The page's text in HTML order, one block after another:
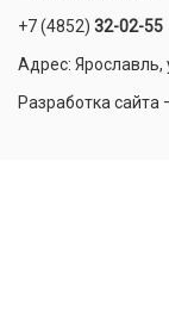
+7 (4852) 32-02-55
Адрес: Ярославль,
Разработка сайта